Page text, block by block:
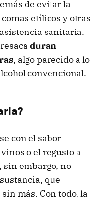
de evitar la
etílicos y otras
sanitaria.
duran
, algo parecido a lo
convencional.
con el sabor
o el regusto a
sin embargo, no
que
sin más. Con todo, la